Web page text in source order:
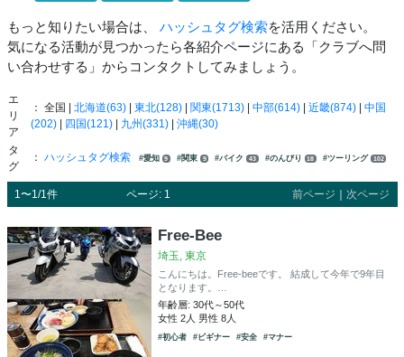
もっと知りたい場合は、 ハッシュタグ検索を活用ください。
気になる活動が見つかったら各紹介ページにある「クラブへ問
い合わせする」からコンタクトしてみましょう。
エ
リ
ア
： 全国 | 北海道(63)| 東北(128)| 関東(1713)| 中部(614)| 近畿(874)| 中国
(202)| 四国(121)| 九州(331)| 沖縄(30)
タ
グ
： ハッシュタグ検索 #愛知 9 #関東 9 #バイク 43 #のんびり 18 #ツーリング 102
1〜1/1件 ページ: 1 前ページ 次ページ
Free-Bee
埼玉, 東京
こんにちは。Free-beeです。 結成して今年で9年目
となります。…
年齢層: 30代～50代
女性 2人 男性 8人
#初心者 #ビギナー #安全 #マナー